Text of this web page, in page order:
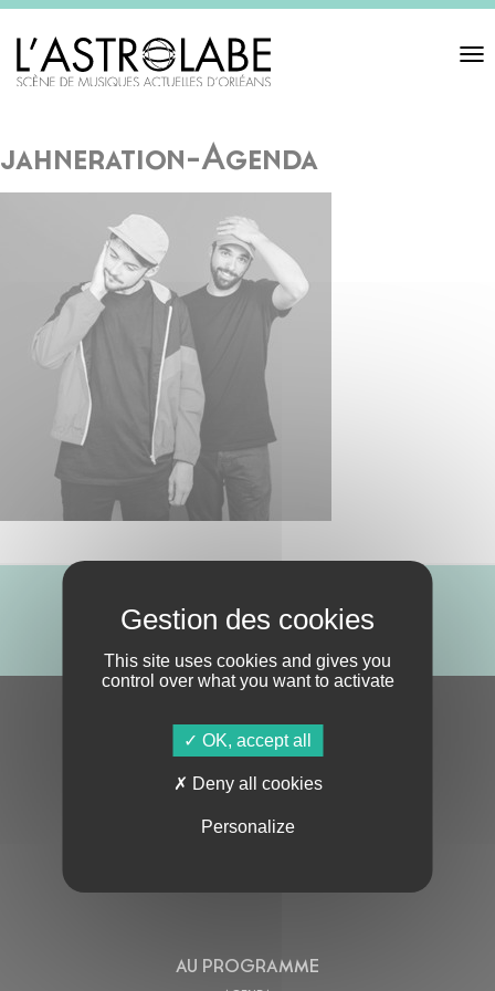
Toggle
jahneration-Agenda
ABONNE-TOI !
S'ABONNER À LA NEWSLETTER
AU PROGRAMME
This site uses cookies and gives you
control over what you want to activate
OK, accept all
Deny all cookies
Personalize